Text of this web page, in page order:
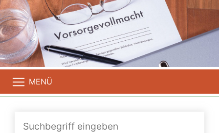
MENÜ